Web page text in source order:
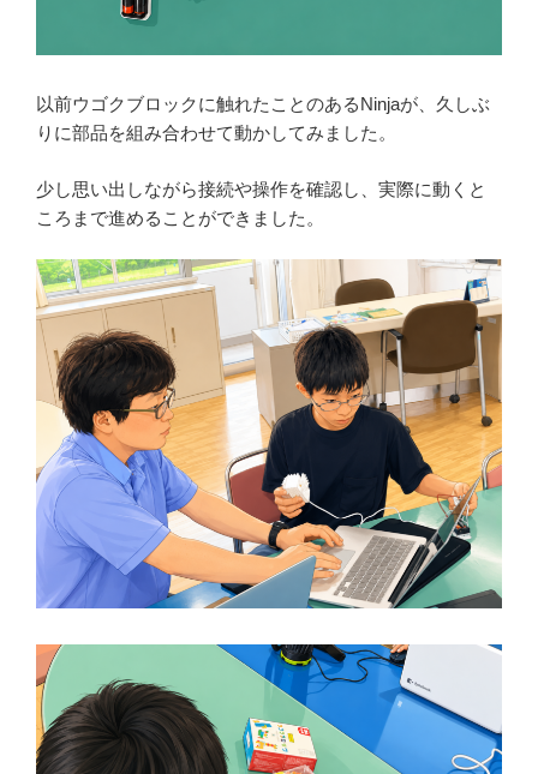
以前ウゴクブロックに触れたことのあるNinjaが、久しぶ
りに部品を組み合わせて動かしてみました。
少し思い出しながら接続や操作を確認し、実際に動くと
ころまで進めることができました。